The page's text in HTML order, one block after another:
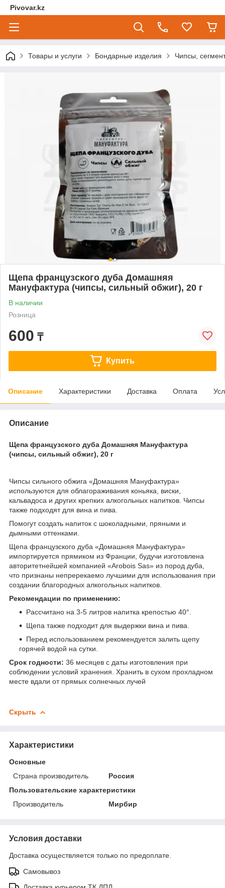
Pivovar.kz
Товары и услуги Бондарные изделия Чипсы,
Щепа французского дуба Домашняя
Мануфактура (чипсы, сильный обжиг), 20 г
В наличии
Розница
600 ₸
Купить
Описание Характеристики Доставка Оплата
Описание
Щепа французского дуба Домашняя Мануфактура
(чипсы, сильный обжиг), 20 г
Чипсы сильного обжига «Домашняя Мануфактура»
используются для облагораживания коньяка, виски,
кальвадоса и других крепких алкогольных напитков. Чипсы
также подходят для вина и пива.
Помогут создать напиток с шоколадными, пряными и
дымными оттенками.
Щепа французского дуба «Домашняя Мануфактура»
импортируется прямиком из Франции, будучи изготовлена
авторитетнейшей компанией «Arobois Sas» из пород дуба,
что признаны непререкаемо лучшими для использования при
создании благородных алкогольных напитков.
Рекомендации по применению:
Рассчитано на 3-5 литров напитка крепостью 40°.
Щепа также подходит для выдержки вина и пива.
Перед использованием рекомендуется залить щепу
горячей водой на сутки.
Срок годности: 36 месяцев с даты изготовления при
соблюдении условий хранения. Хранить в сухом прохладном
месте вдали от прямых солнечных лучей
Скрыть
Характеристики
Основные
Страна производитель
Россия
Пользовательские характеристики
Производитель
Мирбир
Условия доставки
Доставка осуществляется только по предоплате.
Самовывоз